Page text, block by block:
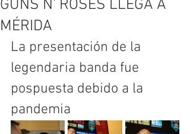
GUNS N’ ROSES LLEGA A
MÉRIDA
La presentación de la
legendaria banda fue
pospuesta debido a la
pandemia